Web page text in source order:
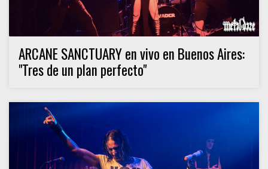
ARCANE SANCTUARY en vivo en Buenos Aires:
"Tres de un plan perfecto"